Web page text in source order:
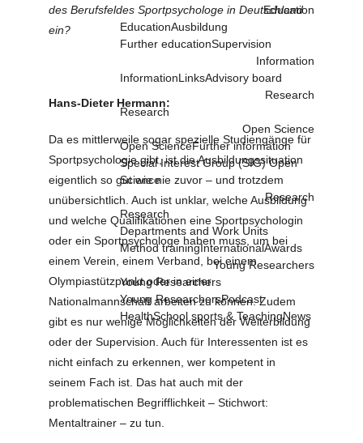
Education
EducationAusbildung
Further educationSupervision
Information
InformationLinksAdvisory board
Research
Research
Open Science
Open ScienceFurther information
Special Interest Group (SIG) Open
Science
Research
Research
Departments and Work Units
Method trainingInternationalAwards
Young Researchers
Young Researchers
Young ResearchersPodcast
HealthSchool sports & TeachingNews
des Berufsfeldes Sportpsychologe in Deutschland
ein?
Hans-Dieter Hermann:
Da es mittlerweile sogar spezielle Studiengänge für
Sportpsychologie gibt, ist die Ausbildungssituation
eigentlich so gut wie nie zuvor – und trotzdem
unübersichtlich. Auch ist unklar, welche Ausbildung
und welche Qualifikationen eine Sportpsychologin
oder ein Sportpsychologe haben muss, um bei
einem Verein, einem Verband, bei einem
Olympiastützpunkt oder in einer
Nationalmannschaft arbeiten zu können. Zudem
gibt es nur wenige Möglichkeiten der Weiterbildung
oder der Supervision. Auch für Interessenten ist es
nicht einfach zu erkennen, wer kompetent in
seinem Fach ist. Das hat auch mit der
problematischen Begrifflichkeit – Stichwort:
Mentaltrainer – zu tun.